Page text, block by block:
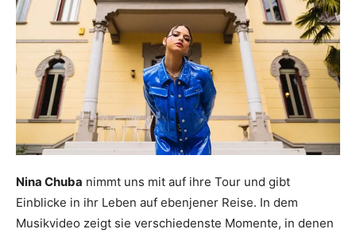
Nina Chuba nimmt uns mit auf ihre Tour und gibt
Einblicke in ihr Leben auf ebenjener Reise. In dem
Musikvideo zeigt sie verschiedenste Momente, in denen